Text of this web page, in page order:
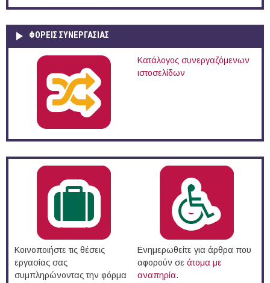
ΦΟΡΕΙΣ ΣΥΝΕΡΓΑΣΙΑΣ
Κατάλογος συνεργαζόμενων
ιστοσελίδων
Κοινοποιήστε τις θέσεις
εργασίας σας
συμπληρώνοντας την φόρμα
Ενημερωθείτε για άρθρα που
αφορούν σε άτομα με
αναπηρία.